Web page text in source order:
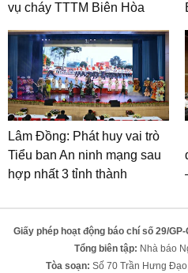
vụ cháy TTTM Biên Hòa
Lâm Đồng: Phát huy vai trò
Tiểu ban An ninh mạng sau
hợp nhất 3 tỉnh thành
Giấy phép hoạt động báo chí số 29/
Tổng biên tập: Nhà báo
Tòa soạn: Số 70 Trần Hưng